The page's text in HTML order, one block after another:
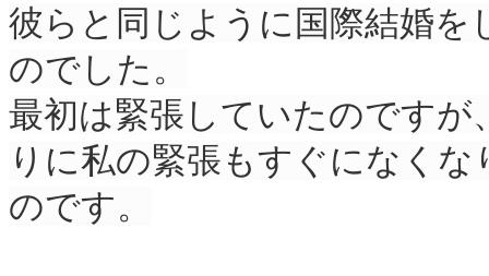
彼らと同じように国際結婚
のでした。
最初は緊張していたのです
りに私の緊張もすぐになく
のです。